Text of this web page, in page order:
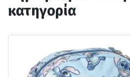
κατηγορία